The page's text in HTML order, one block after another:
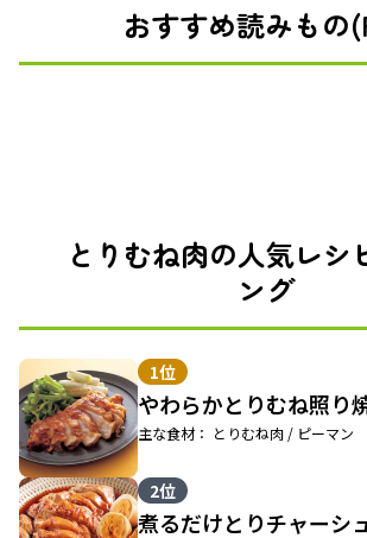
おすすめ読みもの
とりむね肉の人気レシ
ング
1位
やわらかとりむね照り
主な食材： とりむね肉 / ピーマン
2位
煮るだけとりチャーシ